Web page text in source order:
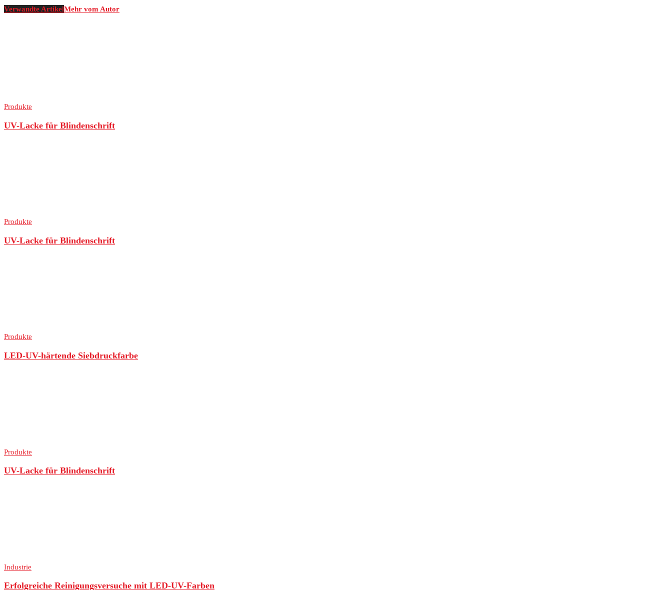
Verwandte ArtikelMehr vom Autor
Produkte
UV-Lacke für Blindenschrift
Produkte
UV-Lacke für Blindenschrift
Produkte
LED-UV-härtende Siebdruckfarbe
Produkte
UV-Lacke für Blindenschrift
Industrie
Erfolgreiche Reinigungsversuche mit LED-UV-Farben